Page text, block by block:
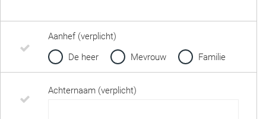
Aanhef (verplicht)
De heer
Mevrouw Familie
Achternaam (verplicht)